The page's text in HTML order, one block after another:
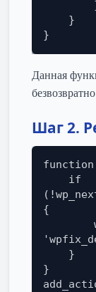
Данная
Шаг 2.
function
{
}